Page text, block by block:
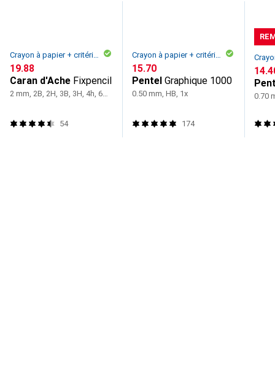
Crayon à papier + critérium
CHF
19.88
Caran d'Ache Fixpencil
2 mm, 2B, 2H, 3B, 3H, 4h, 6B, B, F, H, HB, 1x
54
Crayon à papier + critérium
CHF
15.70
Pentel Graphique 1000
0.50 mm, HB, 1x
174
CHF
0.70